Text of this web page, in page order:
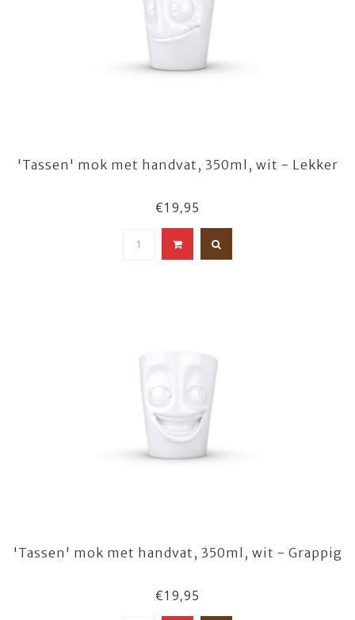
'Tassen' mok met handvat, 350ml, wit - Lekker
€19,95
'Tassen' mok met handvat, 350ml, wit - Grappig
€19,95